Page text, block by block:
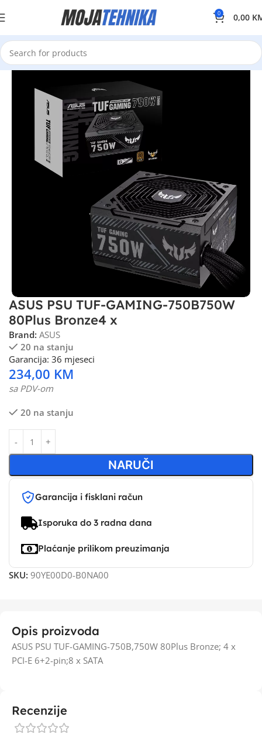
0 0,00
ASUS PSU TUF-GAMING-750B750W
80Plus Bronze4 x
Brand: ASUS
20 na stanju
Garancija: 36 mjeseci
234,00 KM
sa PDV-om
20 na stanju
NARUČI
Garancija i fisklani račun
Isporuka do 3 radna dana
Plaćanje prilikom preuzimanja
SKU: 90YE00D0-B0NA00
Opis proizvoda
ASUS PSU TUF-GAMING-750B,750W 80Plus Bronze; 4 x
PCI-E 6+2-pin;8 x SATA
Recenzije